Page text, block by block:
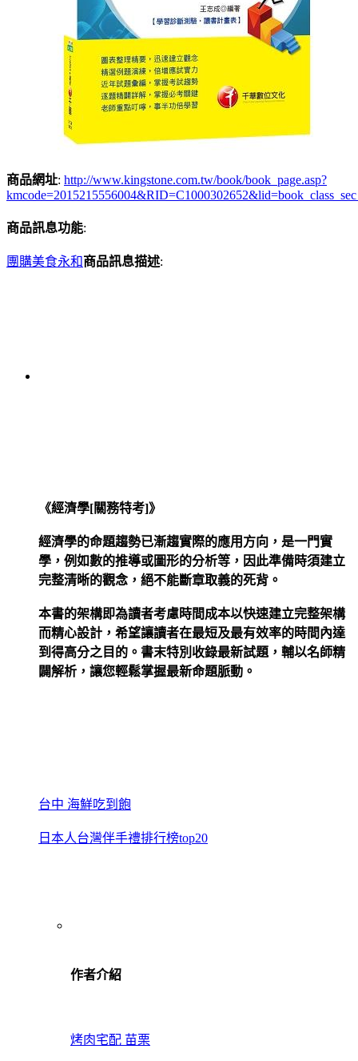
商品網址: http://www.kingstone.com.tw/book/book_page.asp?
商品訊息功能:
團購美食永和商品訊息描述:
《經濟學[關務特考]》
經濟學的命題趨勢已漸趨實際的應用方向，是一門實
學，例如數的推導或圖形的分析等，因此準備時須建立
完整清晰的觀念，絕不能斷章取義的死背。
本書的架構即為讀者考慮時間成本以快速建立完整架構
而精心設計，希望讓讀者在最短及最有效率的時間內達
到得高分之目的。書末特別收錄最新試題，輔以名師精
闢解析，讓您輕鬆掌握最新命題脈動。
台中 海鮮吃到飽
日本人台灣伴手禮排行榜top20
作者介紹
烤肉宅配 苗栗